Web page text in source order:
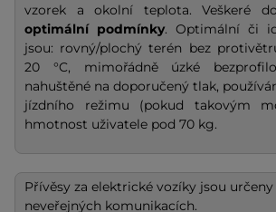
vzorek a okolní teplota. Veškeré
optimální podmínky. Optimální či
jsou: rovný/plochý terén bez
20 °C, mimořádně úzké
nahuštěné na doporučený tlak,
jízdního režimu (pokud takovým
hmotnost uživatele pod 70 kg.
Přívěsy za elektrické vozíky jsou
neveřejných komunikacích.